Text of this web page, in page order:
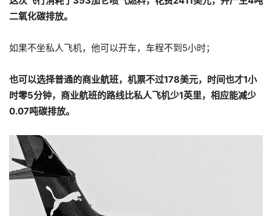
二氧化碳排放。
如果不坐私人飞机，他可以开车，车程不到5小时；
也可以选择普通的商业航班，机票不过178美元，时间也才1小
时零5分钟，商业航班的路线比私人飞机少1英里，相应能减少
0.07吨碳排放。